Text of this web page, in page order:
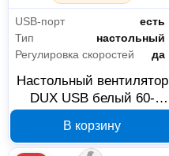
USB-порт
есть
Тип
настольный
Регулировка скоростей
да
Настольный вентилятор
DUX USB белый 60-
В корзину